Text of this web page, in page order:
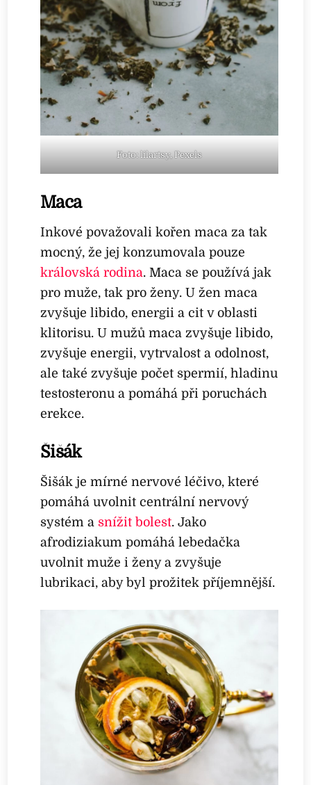
Foto: lilartsy, Pexels
Maca
Inkové považovali kořen maca za tak
mocný, že jej konzumovala pouze
královská rodina. Maca se používá jak
pro muže, tak pro ženy. U žen maca
zvyšuje libido, energii a cit v oblasti
klitorisu. U mužů maca zvyšuje libido,
zvyšuje energii, vytrvalost a odolnost,
ale také zvyšuje počet spermií, hladinu
testosteronu a pomáhá při poruchách
erekce.
Šišák
Šišák je mírné nervové léčivo, které
pomáhá uvolnit centrální nervový
systém asnížit bolest. Jako
afrodiziakum pomáhá lebedačka
uvolnit muže i ženy a zvyšuje
lubrikaci, aby byl prožitek příjemnější.